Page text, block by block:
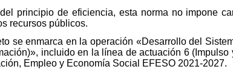
principio de eficiencia, esta norma no impone
recursos públicos.
se enmarca en la operación «Desarrollo del
incluido en la línea de actuación 6
Empleo y Economía Social EFESO 2021-2027.